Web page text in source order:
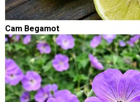
Cam Begamot